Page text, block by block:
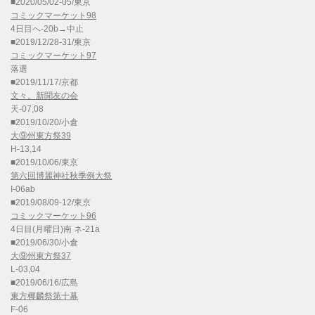
■2020/05/02-05/東京
コミックマーケット98
4日目へ-20b→中止
■2019/12/28-31/東京
コミックマーケット97
落選
■2019/11/17/京都
文々。新聞友の会
天-07,08
■2019/10/20/小倉
大⑨州東方祭39
H-13,14
■2019/10/06/東京
第六回博麗神社秋季例大祭
I-06ab
■2019/08/09-12/東京
コミックマーケット96
4日目(月曜日)南 ネ-21a
■2019/06/30/小倉
大⑨州東方祭37
L-03,04
■2019/06/16/広島
東方椰麟祭第十幕
F-06